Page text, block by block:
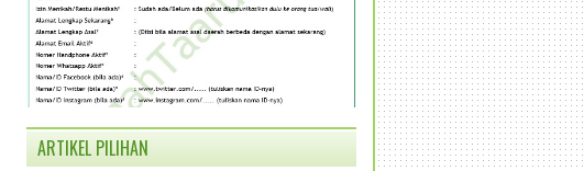
ARTIKEL PILIHAN